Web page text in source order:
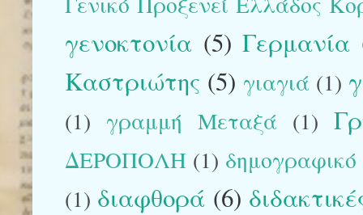
γενοκτονία (5) Γερμανία
Καστριώτης (5) γιαγιά (1)
(1) γραμμή Μεταξά (1)
ΔΕΡΟΠΟΛΗ (1) δημογραφικό
(1) διαφθορά (6)